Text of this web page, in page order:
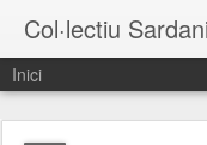
Col·lectiu
Inici